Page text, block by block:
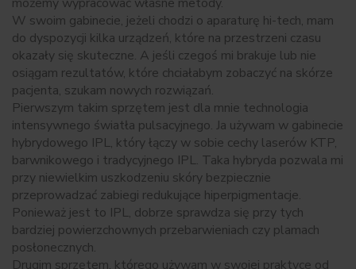
W swoim gabinecie, jeżeli chodzi o aparaturę hi-tech, mam
do dyspozycji kilka urządzeń, które na przestrzeni czasu
okazały się skuteczne. A jeśli czegoś mi brakuje lub nie
osiągam rezultatów, które chciałabym zobaczyć na skórze
pacjenta, szukam nowych rozwiązań.
Pierwszym takim sprzętem jest dla mnie technologia
intensywnego światła pulsacyjnego. Ja używam w gabinecie
hybrydowego IPL, który łączy w sobie cechy laserów KTP,
barwnikowego i tradycyjnego IPL. Taka hybryda pozwala mi
przy niewielkim uszkodzeniu skóry bezpiecznie
przeprowadzać zabiegi redukujące hiperpigmentacje.
Ponieważ jest to IPL, dobrze sprawdza się przy tych
bardziej powierzchownych przebarwieniach czy plamach
posłonecznych.
Drugim sprzętem, którego używam w swojej praktyce od